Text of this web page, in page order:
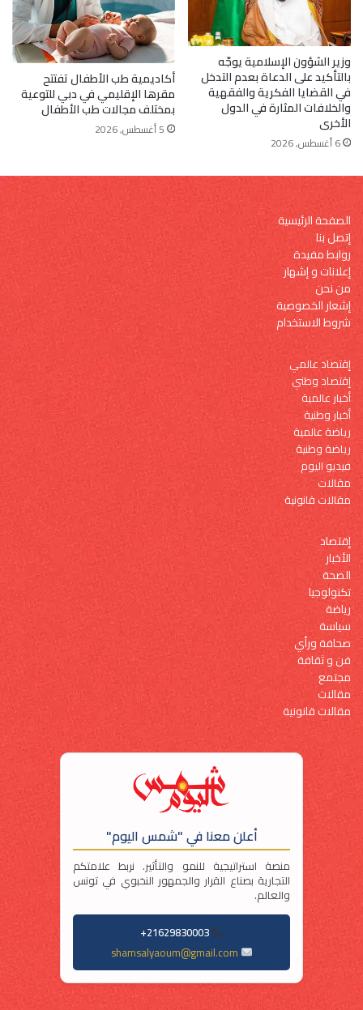
وزير الشؤون الإسلامية يوجّه
بالتأكيد على الدعاة بعدم التدخل
في القضايا الفكرية والفقهية
والخلافات المثارة في الدول
الأخرى
6 أغسطس, 2026
أكاديمية طب الأطفال تفتتح
مقرها الإقليمي في دبي للتوعية
بمختلف مجالات طب الأطفال
5 أغسطس, 2026
الصفحة الرئيسية
إتصل بنا
روابط مفيدة
إعلانات و إشهار
من نحن
إشعار الخصوصية
شروط الاستخدام
إقتصاد عالمي
إقتصاد وطني
أخبار عالمية
أخبار وطنية
رياضة عالمية
رياضة وطنية
فيديو اليوم
مقالات
مقالات قانونية
إقتصاد
الأخبار
الصحة
تكنولوجيا
رياضة
سياسة
صحافة ورأي
فن و ثقافة
مجتمع
مقالات
مقالات قانونية
أعلن معنا في "شمس اليوم"
منصة استراتيجية للنمو والتأثير. نربط علامتكم
التجارية بصناع القرار والجمهور النخبوي في تونس
والعالم.
21629830003+
shamsalyaoum@gmail.com